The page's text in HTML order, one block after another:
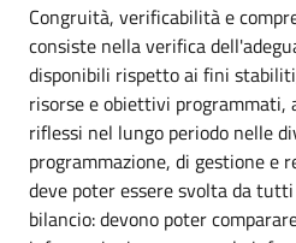
Congruità, verificabilità e
consiste nella verifica
disponibili rispetto ai fini
risorse e obiettivi programmati,
riflessi nel lungo periodo nelle
programmazione, di gestione e
deve poter essere svolta da
bilancio: devono poter